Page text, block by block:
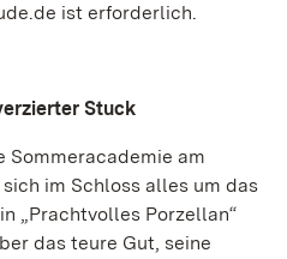
ist erforderlich.
Stuck
Sommeracademie am
im Schloss alles um das
„Prachtvolles Porzellan“
das teure Gut, seine